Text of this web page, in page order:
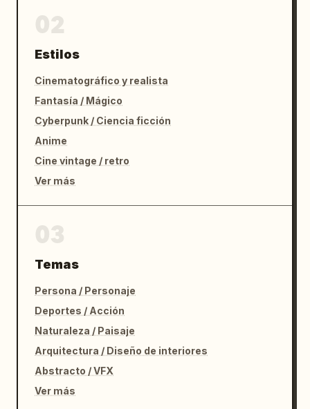
Estilos
Cinematográfico y realista
Fantasía / Mágico
Cyberpunk / Ciencia ficción
Anime
Cine vintage / retro
Ver más
Temas
Persona / Personaje
Deportes / Acción
Naturaleza / Paisaje
Arquitectura / Diseño de interiores
Abstracto / VFX
Ver más